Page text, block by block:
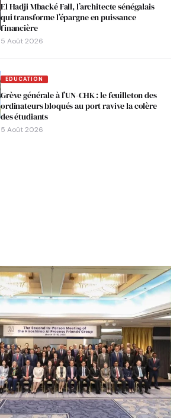
El Hadji Mbacké Fall, l’architecte sénégalais
qui transforme l’épargne en puissance
financière
5 Août 2026
EDUCATION
Grève générale à l’UN-CHK : le feuilleton des
ordinateurs bloqués au port ravive la colère
des étudiants
5 Août 2026